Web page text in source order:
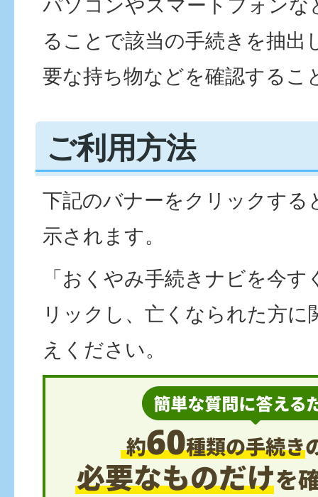
パソコンやスマートフォンな
ることで該当の手続きを抽出
要な持ち物などを確認するこ
ご利用方法
下記のバナーをクリックする
示されます。
「おくやみ手続きナビを今
リックし、亡くなられた方に
えください。